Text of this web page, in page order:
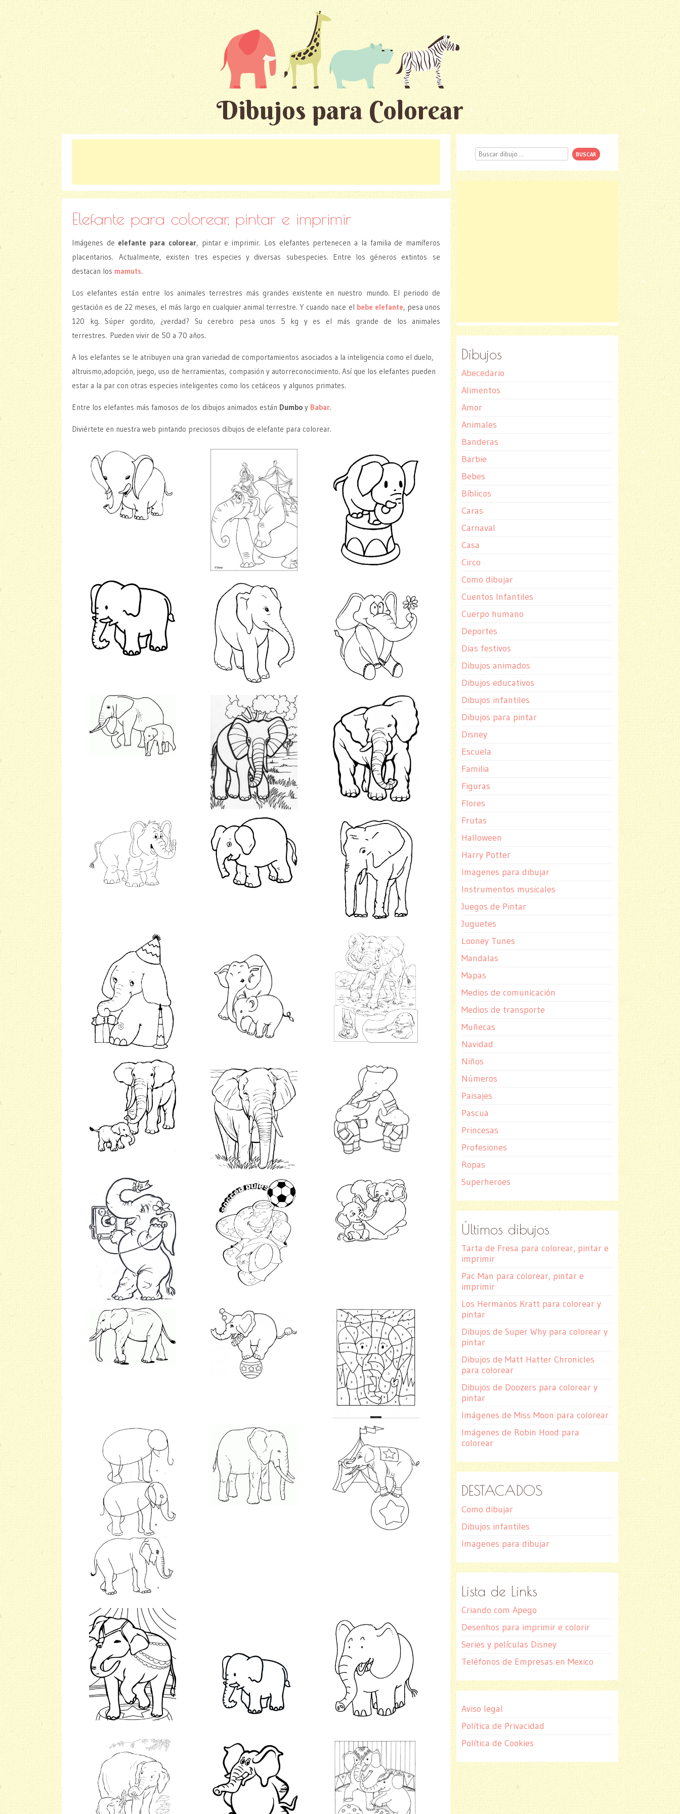
Dibujos para Colorear
Elefante para colorear, pintar e imprimir
Imágenes de elefante para colorear, pintar e imprimir. Los elefantes pertenecen a la familia de mamíferos
placentarios. Actualmente, existen tres especies y diversas subespecies. Entre los géneros extintos se
destacan los mamuts.
Los elefantes están entre los animales terrestres más grandes existente en nuestro mundo. El periodo de
gestación es de 22 meses, el más largo en cualquier animal terrestre. Y cuando nace el bebe elefante, pesa unos
120 kg. Súper gordito, ¿verdad? Su cerebro pesa unos 5 kg y es el más grande de los animales
terrestres. Pueden vivir de 50 a 70 años.
A los elefantes se le atribuyen una gran variedad de comportamientos asociados a la inteligencia como el duelo,
altruismo,adopción, juego, uso de herramientas, compasión y autorreconocimiento. Así que los elefantes pueden
estar a la par con otras especies inteligentes como los cetáceos y algunos primates.
Entre los elefantes más famosos de los dibujos animados están Dumbo y Babar.
Diviértete en nuestra web pintando preciosos dibujos de elefante para colorear.
Buscar
Dibujos
Abecedario
Alimentos
Amor
Animales
Banderas
Barbie
Bebes
Bíblicos
Caras
Carnaval
Casa
Circo
Como dibujar
Cuentos Infantiles
Cuerpo humano
Deportes
Dias festivos
Dibujos animados
Dibujos educativos
Dibujos infantiles
Dibujos para pintar
Disney
Escuela
Familia
Figuras
Flores
Frutas
Halloween
Harry Potter
Imagenes para dibujar
Instrumentos musicales
Juegos de Pintar
Juguetes
Looney Tunes
Mandalas
Mapas
Medios de comunicación
Medios de transporte
Muñecas
Navidad
Niños
Números
Paisajes
Pascua
Princesas
Profesiones
Ropas
Superheroes
Últimos dibujos
Tarta de Fresa para colorear, pintar e
imprimir
Pac Man para colorear, pintar e
imprimir
Los Hermanos Kratt para colorear y
pintar
Dibujos de Super Why para colorear y
pintar
Dibujos de Matt Hatter Chronicles
para colorear
Dibujos de Doozers para colorear y
pintar
Imágenes de Miss Moon para colorear
Imágenes de Robin Hood para
colorear
DESTACADOS
Como dibujar
Dibujos infantiles
Imagenes para dibujar
Lista de Links
Criando com Apego
Desenhos para imprimir e colorir
Series y películas Disney
Teléfonos de Empresas en Mexico
Aviso legal
Política de Privacidad
Política de Cookies